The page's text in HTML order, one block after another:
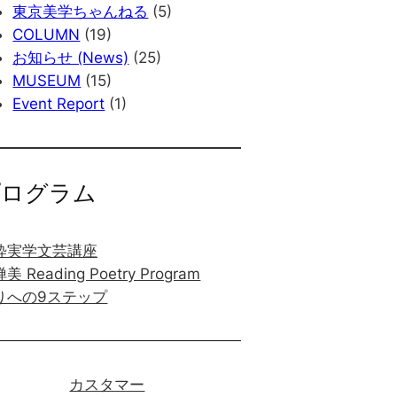
東京美学ちゃんねる (5)
COLUMN (19)
お知らせ (News) (25)
MUSEUM (15)
Event Report (1)
グラム
実学文芸講座
美 Reading Poetry Program
への9ステップ
カスタマー